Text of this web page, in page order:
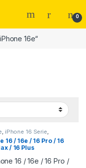
0
16e“
, iPhone 16 Serie,
Reparatur
16 / 16e / 16 Pro / 16
/ 16 Plus
Reparatur